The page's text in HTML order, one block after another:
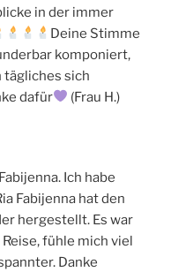
in der immer
Deine Stimme
komponiert,
tägliches sich
dafür (Frau H.)
Ich habe
Fabijenna hat den
hergestellt. Es war
fühle mich viel
Danke